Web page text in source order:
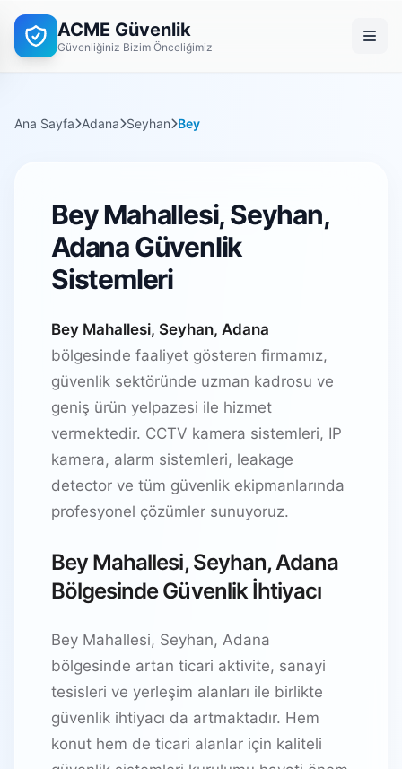
ACME Güvenlik
Güvenliğiniz Bizim Önceliğimiz
Ana Sayfa Adana Seyhan Bey
Bey Mahallesi, Seyhan,
Adana Güvenlik
Sistemleri
Bey Mahallesi, Seyhan, Adana
bölgesinde faaliyet gösteren firmamız,
güvenlik sektöründe uzman kadrosu ve
geniş ürün yelpazesi ile hizmet
vermektedir. CCTV kamera sistemleri, IP
kamera, alarm sistemleri, leakage
detector ve tüm güvenlik ekipmanlarında
profesyonel çözümler sunuyoruz.
Bey Mahallesi, Seyhan, Adana
Bölgesinde Güvenlik İhtiyacı
Bey Mahallesi, Seyhan, Adana
bölgesinde artan ticari aktivite, sanayi
tesisleri ve yerleşim alanları ile birlikte
güvenlik ihtiyacı da artmaktadır. Hem
konut hem de ticari alanlar için kaliteli